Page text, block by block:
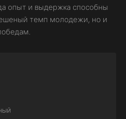
опыт и выдержка способны
темп молодежи, но и